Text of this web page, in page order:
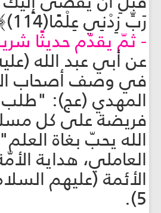
رَبِّ زِدْنِي عِلْمًا(114)﴾ .
- ثمّ يقدّم حديثًا
عن أبي عبد الله
في وصف أصحاب
المهدي (عج): "طلب
فريضة على كل
الله يحبّ بغاة
العاملي، هداية
5).